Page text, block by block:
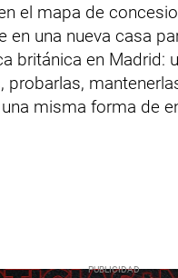
el mapa de
en una nueva casa
británica en Madrid:
probarlas,
misma forma de